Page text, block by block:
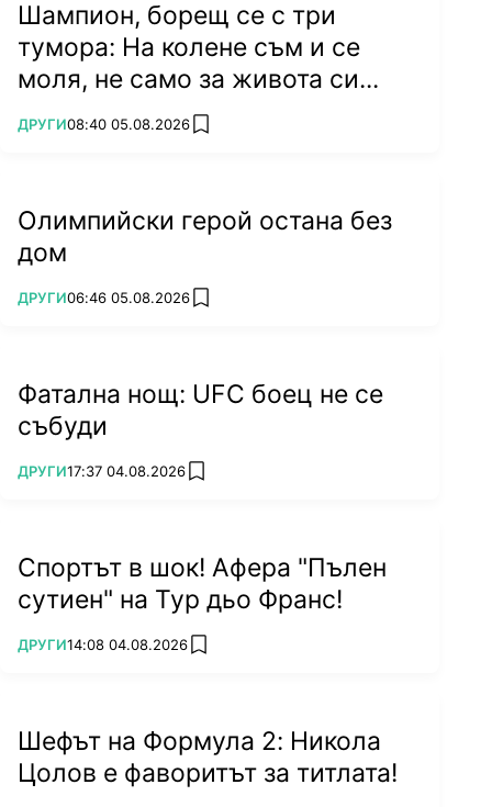
Шампион, борещ се с три
тумора: На колене съм и се
моля, не само за живота си...
ПОВЕЧЕ ОТ
ДРУГИ08:40 05.08.2026 add favorites
Олимпийски герой остана без
дом
ПОВЕЧЕ ОТ
ДРУГИ06:46 05.08.2026 add favorites
Фатална нощ: UFC боец не се
събуди
ПОВЕЧЕ ОТ
ДРУГИ17:37 04.08.2026 add favorites
Спортът в шок! Афера "Пълен
сутиен" на Тур дьо Франс!
ПОВЕЧЕ ОТ
ДРУГИ14:08 04.08.2026 add favorites
Шефът на Формула 2: Никола
Цолов е фаворитът за титлата!